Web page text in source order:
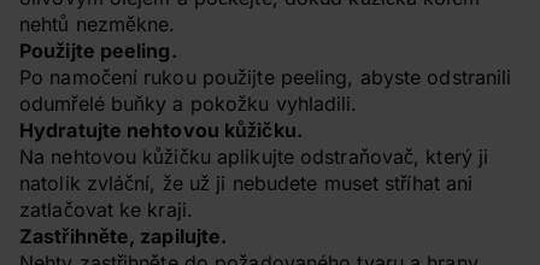
nehtů nezměkne.
Použijte peeling.
Po namočení rukou použijte peeling, abyste odstranili
odumřelé buňky a pokožku vyhladili.
Hydratujte nehtovou kůžičku.
Na nehtovou kůžičku aplikujte odstraňovač, který ji
natolik zvláční, že už ji nebudete muset stříhat ani
zatlačovat ke kraji.
Zastřihněte, zapilujte.